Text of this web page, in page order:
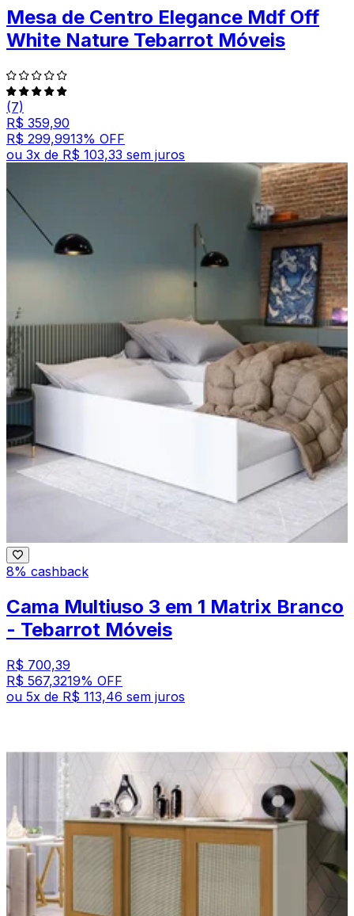
Mesa de Centro Elegance Mdf Off
White Nature Tebarrot Móveis
(7)
R$ 359,90
R$ 299,9913% OFF
ou 3x de R$ 103,33 sem juros
8% cashback
Cama Multiuso 3 em 1 Matrix Branco
- Tebarrot Móveis
R$ 700,39
R$ 567,3219% OFF
ou 5x de R$ 113,46 sem juros